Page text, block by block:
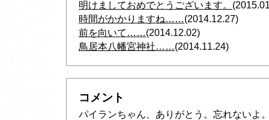
明けましておめでとうございます。
時間がかかりますね……(2014.12.27)
前を向いて……(2014.12.02)
鳥居本八幡宮神社……(2014.11.24)
コメント
パイランちゃん、ありがとう。忘れないよ